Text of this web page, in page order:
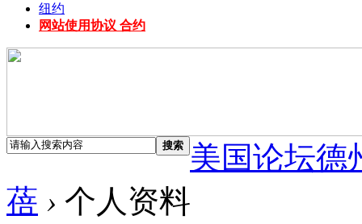
纽约
网站使用协议 合约
搜索
美国论坛德
蓓 › 个人资料